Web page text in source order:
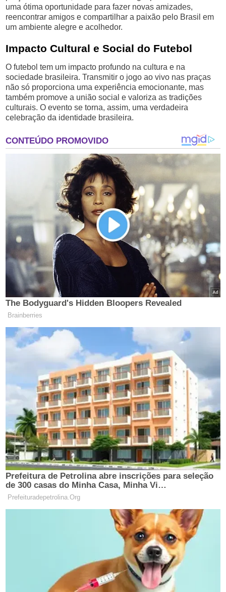
uma ótima oportunidade para fazer novas amizades,
reencontrar amigos e compartilhar a paixão pelo Brasil em
um ambiente alegre e acolhedor.
Impacto Cultural e Social do Futebol
O futebol tem um impacto profundo na cultura e na
sociedade brasileira. Transmitir o jogo ao vivo nas praças
não só proporciona uma experiência emocionante, mas
também promove a união social e valoriza as tradições
culturais. O evento se torna, assim, uma verdadeira
celebração da identidade brasileira.